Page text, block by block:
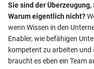
Sie sind der
Warum eigentlich nicht?
wenn Wissen in den
Enabler, wie befähigen
kompetent zu arbeiten
braucht es eben ein Team